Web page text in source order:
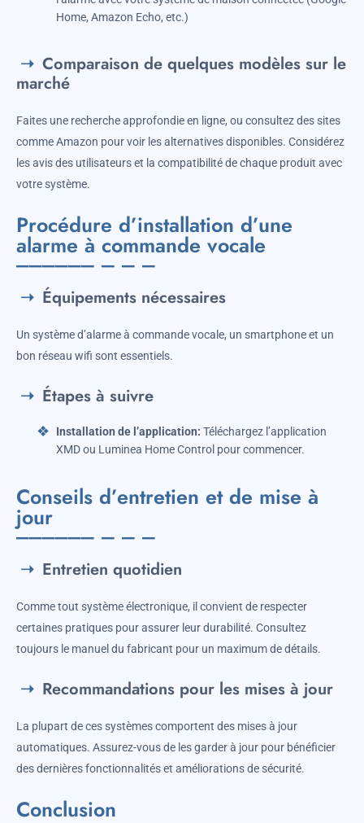
Home, Amazon Echo, etc.)
Comparaison de quelques modèles sur le
marché
Faites une recherche approfondie en ligne, ou consultez des sites
comme Amazon pour voir les alternatives disponibles. Considérez
les avis des utilisateurs et la compatibilité de chaque produit avec
votre système.
Procédure d’installation d’une
alarme à commande vocale
Équipements nécessaires
Un système d’alarme à commande vocale, un smartphone et un
bon réseau wifi sont essentiels.
Étapes à suivre
Installation de l’application: Téléchargez l’application
XMD ou Luminea Home Control pour commencer.
Conseils d’entretien et de mise à
jour
Entretien quotidien
Comme tout système électronique, il convient de respecter
certaines pratiques pour assurer leur durabilité. Consultez
toujours le manuel du fabricant pour un maximum de détails.
Recommandations pour les mises à jour
La plupart de ces systèmes comportent des mises à jour
automatiques. Assurez-vous de les garder à jour pour bénéficier
des dernières fonctionnalités et améliorations de sécurité.
Conclusion